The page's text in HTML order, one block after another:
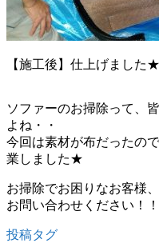
【施工後】仕上げました★
ソファーのお掃除って、
よね・・
今回は素材が布だったの
業しました★
お掃除でお困りなお客様
お問い合わせください！！
投稿タグ